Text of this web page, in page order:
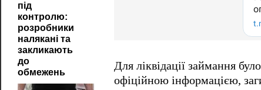
під
контролю:
розробники
налякані та
закликають
до
обмежень
Для ліквідації займання
офіційною інформацією,